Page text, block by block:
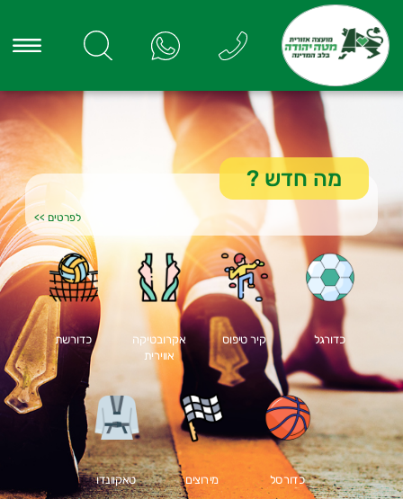
מה חדש ?
לפרטים >>
כדורגל קיר טיפוס
אקרובטיקה
אווירית
כדורשת
כדורסל מירוצים טאקוונדו